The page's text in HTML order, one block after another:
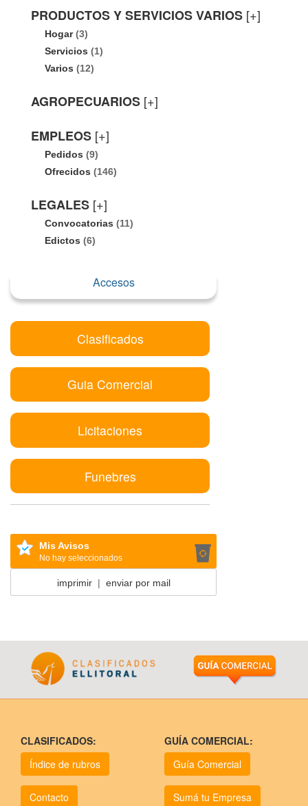
PRODUCTOS Y SERVICIOS VARIOS [+]
Hogar(3)
Servicios (1)
Varios (12)
AGROPECUARIOS [+]
EMPLEOS [+]
Pedidos (9)
Ofrecidos (146)
LEGALES [+]
Convocatorias (11)
Edictos (6)
Accesos
Clasificados
Guia Comercial
Licitaciones
Funebres
Mis Avisos
No hay seleccionados
imprimir| enviar por mail
CLASIFICADOS:
Índice de rubros
Contacto
GUÍA COMERCIAL:
Guía Comercial
Sumá tu Empresa